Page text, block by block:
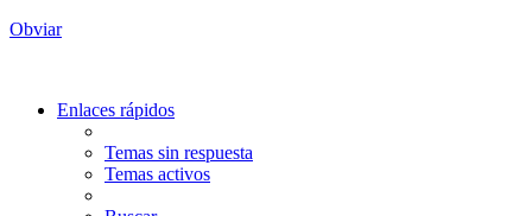
Obviar
Enlaces rápidos
Temas sin respuesta
Temas activos